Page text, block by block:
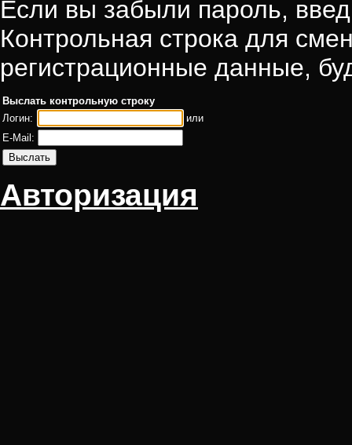
Если вы забыли пароль,
Контрольная строка для
регистрационные данные,
Выслать контрольную строку
Логин:
или
E-Mail:
Авторизация